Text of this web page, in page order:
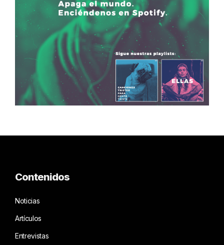
Contenidos
Noticias
Artículos
Entrevistas